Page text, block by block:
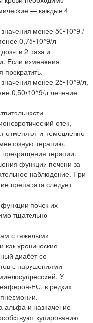
— каждые 4
менее 50•10^9 /
0,75•10^9/л
в 2 раза и
Если изменения
прекратить.
менее 25•10^9/л,
0,50•10^9/л лечение
отек,
отменяют и немедленно
терапию.
терапии.
функции печени за
наблюдение. При
препарата следует
почек их
тщательно
с тяжелыми
как хронические
диабет со
с нарушениями
У
ЕС, в редких
альфа и назначение
купированию